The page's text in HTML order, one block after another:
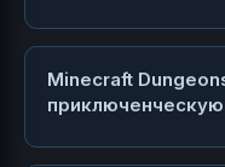
Minecraft